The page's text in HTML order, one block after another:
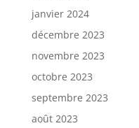
janvier 2024
décembre 2023
novembre 2023
octobre 2023
septembre 2023
août 2023